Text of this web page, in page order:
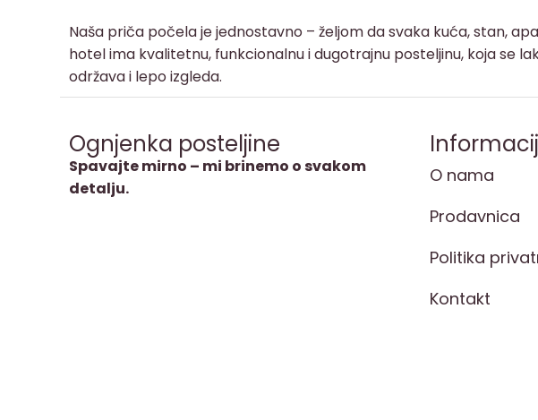
Naša priča počela je jednostavno – željom da svaka kuća, stan,
hotel ima kvalitetnu, funkcionalnu i dugotrajnu posteljinu, koja se
održava i lepo izgleda.
Ognjenka posteljine
Spavajte mirno – mi brinemo o svakom
detalju.
O nama
Prodavnica
Politika
Kontakt